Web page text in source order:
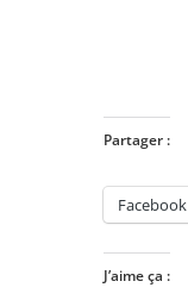
Partager :
Facebook
J’aime ça :